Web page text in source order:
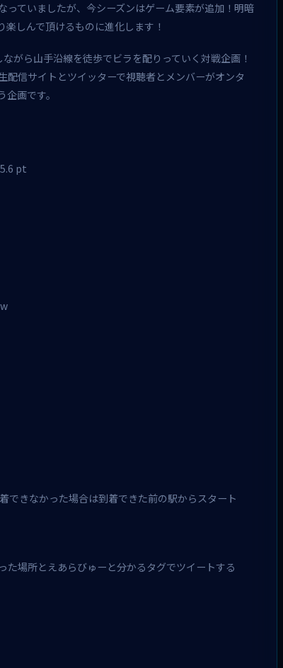
っていましたが、今シーズンはゲーム要素が追加！明暗
しんで頂けるものに進化します！
がら山手沿線を徒歩でビラを配りっていく対戦企画！
信サイトとツイッターで視聴者とメンバーがオンタ
画です。
pt
できなかった場合は到着できた前の駅からスタート
場所とえあらびゅーと分かるタグでツイートする